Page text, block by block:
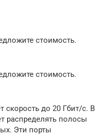
стоимость.
стоимость.
скорость до 20 Гбит/с. В
распределять полосы
Эти порты